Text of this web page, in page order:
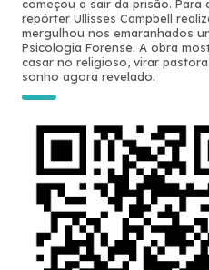
começou a sair da prisão. Para
repórter Ullisses Campbell
mergulhou nos emaranhados
Psicologia Forense. A obra
casar no religioso, virar
sonho agora revelado.